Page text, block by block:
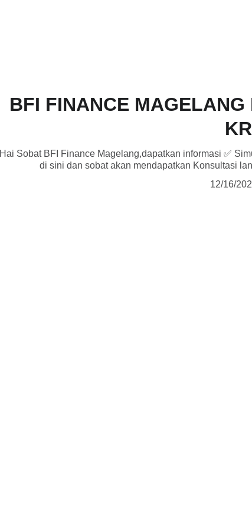
BFI FINANCE
Hai Sobat BFI Finance Magelang,dapatkan informasi ✅
di sini dan sobat akan mendapatkan Konsultasi
12/16/